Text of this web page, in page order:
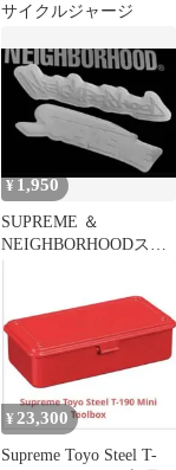
サイクルジャージ
¥ 1,950
SUPREME ＆
NEIGHBORHOODステ
¥ 23,300
Supreme Toyo Steel T-